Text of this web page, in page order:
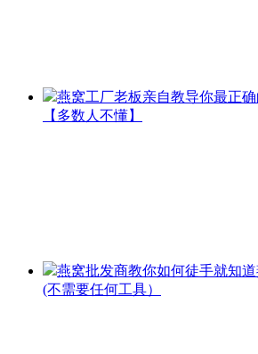
燕窝工厂老板亲自教导你最正
【多数人不懂】
燕窝批发商教你如何徒手就知
(不需要任何工具）